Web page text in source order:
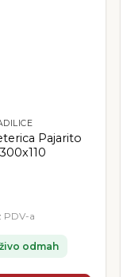
Pajarito
PDV-a
odmah